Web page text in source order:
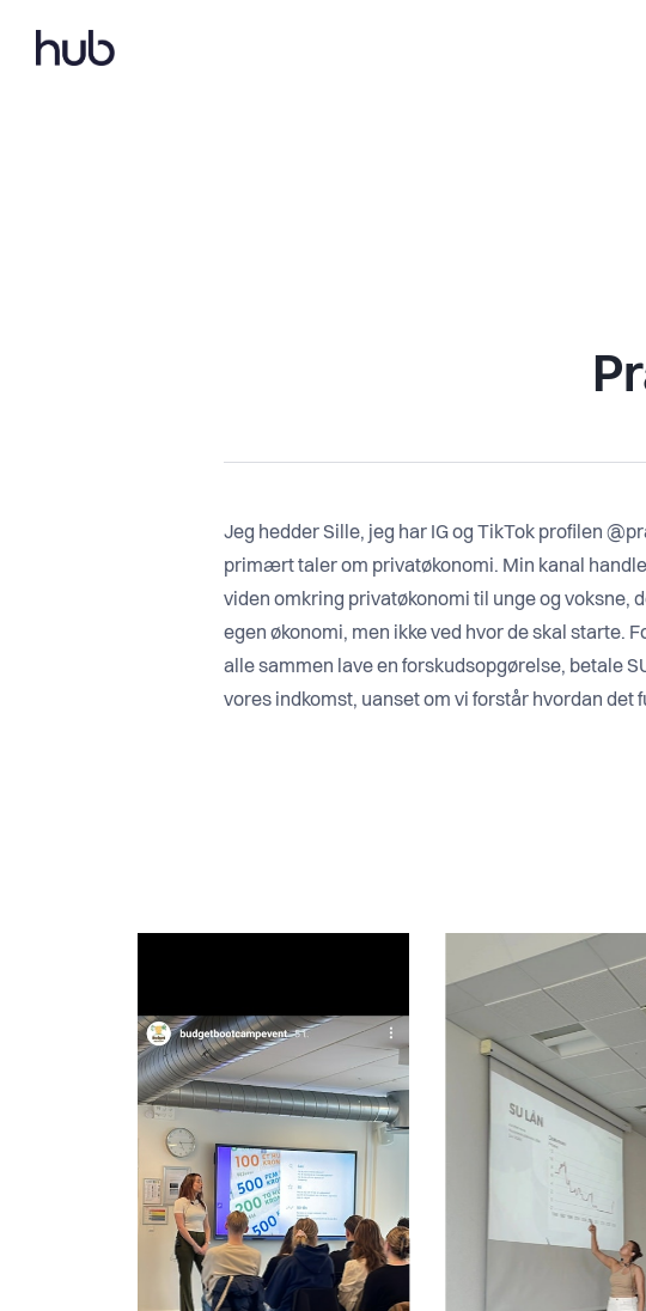
Jeg hedder Sille, jeg har IG og TikTok profilen
primært taler om privatøkonomi. Min kanal
viden omkring privatøkonomi til unge og voksne,
egen økonomi, men ikke ved hvor de skal starte.
alle sammen lave en forskudsopgørelse, betale
vores indkomst, uanset om vi forstår hvordan det